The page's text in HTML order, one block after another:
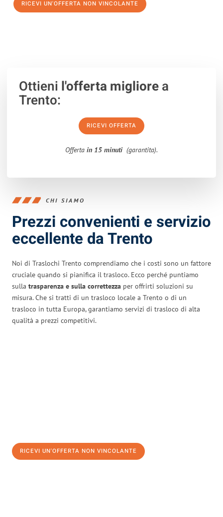
RICEVI UN'OFFERTA NON VINCOLANTE
Ottieni l'offerta migliorea
Trento:
RICEVI OFFERTA
Offerta in 15 minuti (garantita).
CHI SIAMO
Prezzi convenienti e servizio
eccellente da Trento
Noi di Traslochi Trento comprendiamo che i costi sono un fattore
cruciale quando si pianifica il trasloco. Ecco perché puntiamo
sulla trasparenza e sulla correttezza per offrirti soluzioni su
misura. Che si tratti di un trasloco locale a Trento o di un
trasloco in tutta Europa, garantiamo servizi di trasloco di alta
qualità a prezzi competitivi.
RICEVI UN'OFFERTA NON VINCOLANTE